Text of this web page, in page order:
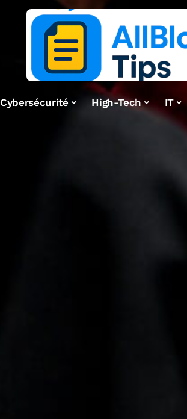
Cybersécurité High-Tech IT